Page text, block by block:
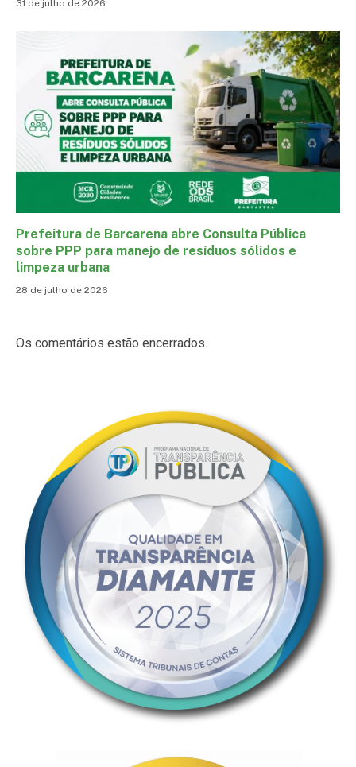
31 de julho de 2026
Prefeitura de Barcarena abre Consulta Pública
sobre PPP para manejo de resíduos sólidos e
limpeza urbana
28 de julho de 2026
Os comentários estão encerrados.